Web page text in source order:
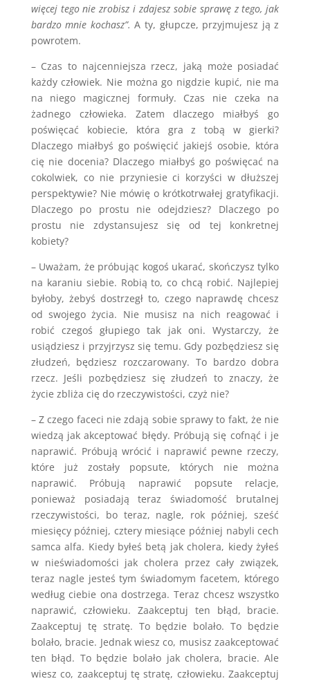
więcej tego nie zrobisz i zdajesz sobie sprawę z tego, jak
bardzo mnie kochasz”. A ty, głupcze, przyjmujesz ją z
powrotem.
– Czas to najcenniejsza rzecz, jaką może posiadać
każdy człowiek. Nie można go nigdzie kupić, nie ma
na niego magicznej formuły. Czas nie czeka na
żadnego człowieka. Zatem dlaczego miałbyś go
poświęcać kobiecie, która gra z tobą w gierki?
Dlaczego miałbyś go poświęcić jakiejś osobie, która
cię nie docenia? Dlaczego miałbyś go poświęcać na
cokolwiek, co nie przyniesie ci korzyści w dłuższej
perspektywie? Nie mówię o krótkotrwałej gratyfikacji.
Dlaczego po prostu nie odejdziesz? Dlaczego po
prostu nie zdystansujesz się od tej konkretnej
kobiety?
– Uważam, że próbując kogoś ukarać, skończysz tylko
na karaniu siebie. Robią to, co chcą robić. Najlepiej
byłoby, żebyś dostrzegł to, czego naprawdę chcesz
od swojego życia. Nie musisz na nich reagować i
robić czegoś głupiego tak jak oni. Wystarczy, że
usiądziesz i przyjrzysz się temu. Gdy pozbędziesz się
złudzeń, będziesz rozczarowany. To bardzo dobra
rzecz. Jeśli pozbędziesz się złudzeń to znaczy, że
życie zbliża cię do rzeczywistości, czyż nie?
– Z czego faceci nie zdają sobie sprawy to fakt, że nie
wiedzą jak akceptować błędy. Próbują się cofnąć i je
naprawić. Próbują wrócić i naprawić pewne rzeczy,
które już zostały popsute, których nie można
naprawić. Próbują naprawić popsute relacje,
ponieważ posiadają teraz świadomość brutalnej
rzeczywistości, bo teraz, nagle, rok później, sześć
miesięcy później, cztery miesiące później nabyli cech
samca alfa. Kiedy byłeś betą jak cholera, kiedy żyłeś
w nieświadomości jak cholera przez cały związek,
teraz nagle jesteś tym świadomym facetem, którego
według ciebie ona dostrzega. Teraz chcesz wszystko
naprawić, człowieku. Zaakceptuj ten błąd, bracie.
Zaakceptuj tę stratę. To będzie bolało. To będzie
bolało, bracie. Jednak wiesz co, musisz zaakceptować
ten błąd. To będzie bolało jak cholera, bracie. Ale
wiesz co, zaakceptuj tę stratę, człowieku. Zaakceptuj